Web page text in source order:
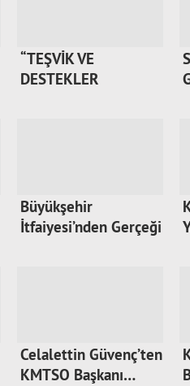
“TEŞVİK VE
DESTEKLER
Büyükşehir
İtfaiyesi’nden Gerçeği
Celalettin Güvenç’ten
KMTSO Başkanı…